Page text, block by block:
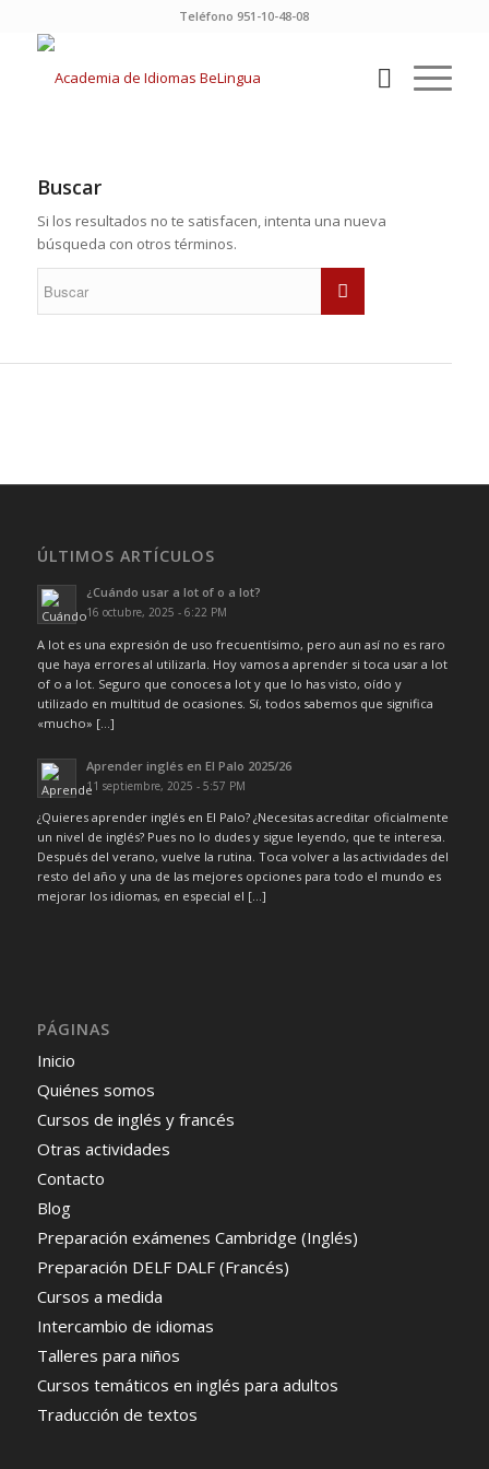
Teléfono 951-10-48-08
Buscar
Si los resultados no te satisfacen, intenta una nueva
búsqueda con otros términos.
ÚLTIMOS ARTÍCULOS
¿Cuándo usar a lot of o a lot?
16 octubre, 2025 - 6:22 PM
A lot es una expresión de uso frecuentísimo, pero aun así no es raro
que haya errores al utilizarla. Hoy vamos a aprender si toca usar a lot
of o a lot. Seguro que conoces a lot y que lo has visto, oído y
utilizado en multitud de ocasiones. Sí, todos sabemos que significa
«mucho» […]
Aprender inglés en El Palo 2025/26
11 septiembre, 2025 - 5:57 PM
¿Quieres aprender inglés en El Palo? ¿Necesitas acreditar oficialmente
un nivel de inglés? Pues no lo dudes y sigue leyendo, que te interesa.
Después del verano, vuelve la rutina. Toca volver a las actividades del
resto del año y una de las mejores opciones para todo el mundo es
mejorar los idiomas, en especial el […]
PÁGINAS
Inicio
Quiénes somos
Cursos de inglés y francés
Otras actividades
Contacto
Blog
Preparación exámenes Cambridge (Inglés)
Preparación DELF DALF (Francés)
Cursos a medida
Intercambio de idiomas
Talleres para niños
Cursos temáticos en inglés para adultos
Traducción de textos